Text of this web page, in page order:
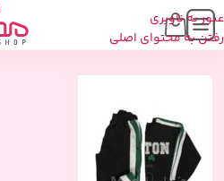
عبور به ناوبری
رفتن به محتوای اصلی
محصولات مشابه